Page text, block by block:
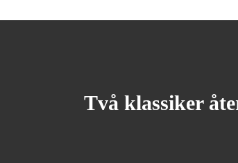
Två klassiker